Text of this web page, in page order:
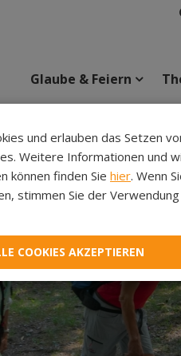
Glaube & Feiern
und erlauben das Setzen
Weitere Informationen und
können finden Sie hier. Wenn
stimmen Sie der Verwendung
COOKIES AKZEPTIEREN